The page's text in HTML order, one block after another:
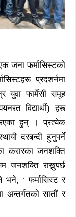
जना फर्मासिस्टको
प्रदशर्नमा
युवा फार्मेसी समूह
विद्यार्थी) हरू
हुन् । प्रत्येक
दरबन्दी हुनुपर्ने
करारका जनशक्ति
जनशक्ति राख्नुपर्छ
भने, ‘ फर्मासिस्ट र
अन्तर्गतको सातौं र